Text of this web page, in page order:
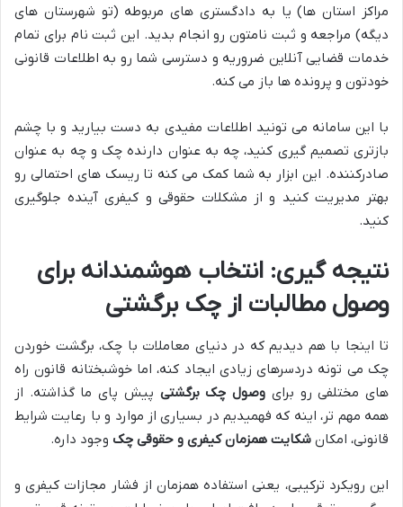
مراکز استان ها) یا به دادگستری های مربوطه (تو شهرستان های
دیگه) مراجعه و ثبت نامتون رو انجام بدید. این ثبت نام برای تمام
خدمات قضایی آنلاین ضروریه و دسترسی شما رو به اطلاعات قانونی
خودتون و پرونده ها باز می کنه.
با این سامانه می تونید اطلاعات مفیدی به دست بیارید و با چشم
بازتری تصمیم گیری کنید، چه به عنوان دارنده چک و چه به عنوان
صادرکننده. این ابزار به شما کمک می کنه تا ریسک های احتمالی رو
بهتر مدیریت کنید و از مشکلات حقوقی و کیفری آینده جلوگیری
کنید.
نتیجه گیری: انتخاب هوشمندانه برای
وصول مطالبات از چک برگشتی
تا اینجا با هم دیدیم که در دنیای معاملات با چک، برگشت خوردن
چک می تونه دردسرهای زیادی ایجاد کنه، اما خوشبختانه قانون راه
های مختلفی رو برای وصول چک برگشتی پیش پای ما گذاشته. از
همه مهم تر، اینه که فهمیدیم در بسیاری از موارد و با رعایت شرایط
قانونی، امکان شکایت همزمان کیفری و حقوقی چک وجود داره.
این رویکرد ترکیبی، یعنی استفاده همزمان از فشار مجازات کیفری و